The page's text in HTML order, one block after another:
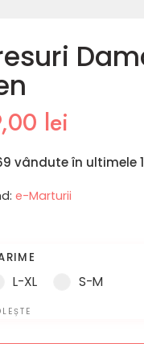
lei
vândute în ultimele
e-Marturii
L-XL S-M